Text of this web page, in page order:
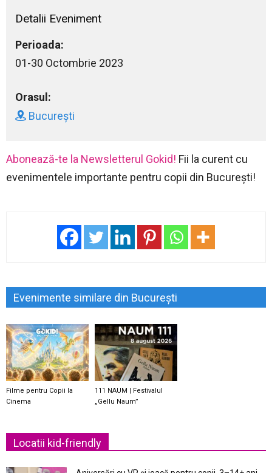
Detalii Eveniment
Perioada:
01-30 Octombrie 2023
Orasul:
București
Abonează-te la Newsletterul Gokid! Fii la curent cu
evenimentele importante pentru copii din București!
Evenimente similare din București
Filme pentru Copii la
Cinema
111 NAUM | Festivalul
„Gellu Naum”
Locatii kid-friendly